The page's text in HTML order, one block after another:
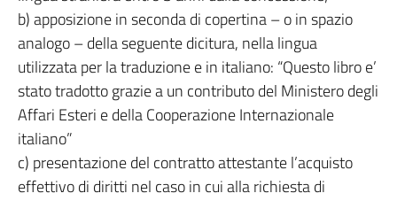
b) apposizione in seconda di copertina – o in spazio
analogo – della seguente dicitura, nella lingua
utilizzata per la traduzione e in italiano: “Questo libro e’
stato tradotto grazie a un contributo del Ministero degli
Affari Esteri e della Cooperazione Internazionale
italiano”
c) presentazione del contratto attestante l’acquisto
effettivo di diritti nel caso in cui alla richiesta di